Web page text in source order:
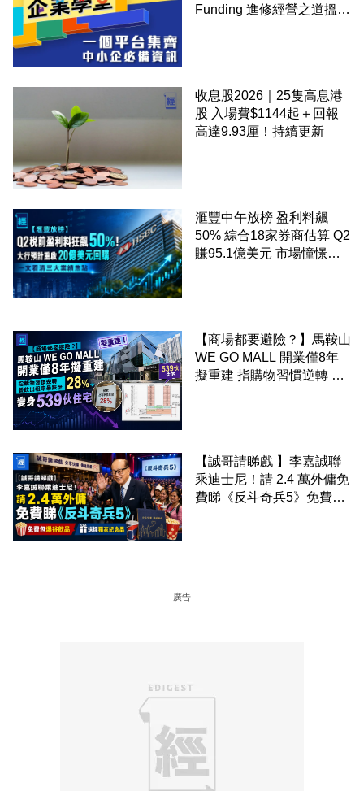
Funding 進修經營之道搵大
收息股2026｜25隻高息港
股 入場費$1144起＋回報
高達9.93厘！持續更新
滙豐中午放榜 盈利料飆
50% 綜合18家券商估算 Q2
賺95.1億美元 市場憧憬重
【商場都要避險？】馬鞍山
WE GO MALL 開業僅8年
擬重建 指購物習慣逆轉 餐
【誠哥請睇戲 】李嘉誠聯
乘迪士尼！請 2.4 萬外傭免
費睇《反斗奇兵5》免費包
廣告